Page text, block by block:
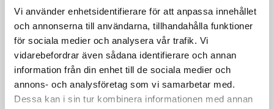
Vi använder enhetsidentifierare för att anpassa innehållet
och annonserna till användarna, tillhandahålla funktioner
för sociala medier och analysera vår trafik. Vi
vidarebefordrar även sådana identifierare och annan
information från din enhet till de sociala medier och
annons- och analysföretag som vi samarbetar med.
Dessa kan i sin tur kombinera informationen med annan
Selleripuré med
grillad rostbiff
Västerbottens-
späckad kotlettrad